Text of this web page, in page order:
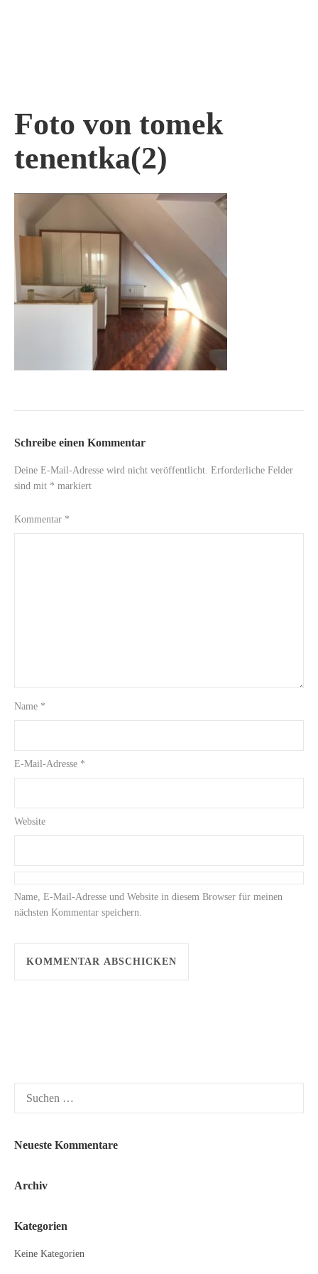
Foto von tomek
tenentka(2)
Schreibe einen Kommentar
Deine E-Mail-Adresse wird nicht veröffentlicht. Erforderliche Felder
sind mit * markiert
Kommentar *
Name *
E-Mail-Adresse *
Website
Name, E-Mail-Adresse und Website in diesem Browser für meinen
nächsten Kommentar speichern.
nach:
Neueste Kommentare
Archiv
Kategorien
Keine Kategorien